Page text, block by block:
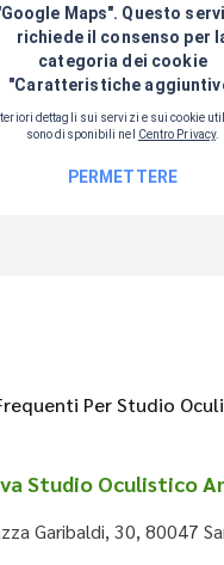
Per Studio
Studio Oculistico
Garibaldi, 30, 80047